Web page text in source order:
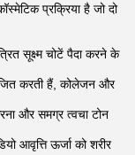
प्रक्रिया है जो दो
सूक्ष्म चोटें पैदा करने के
करती हैं, कोलेजन और
और समग्र त्वचा टोन
आवृत्ति ऊर्जा को शरीर